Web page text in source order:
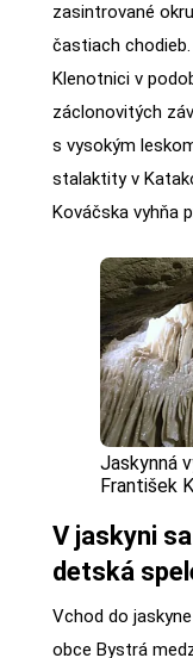
zasintrované
častiach
Klenotnici v
záclonovitých
s vysokým
stalaktity v
Kováčska vyhňa
Jaskynná
František
V jaskyni
detská
Vchod do
obce Bystrá